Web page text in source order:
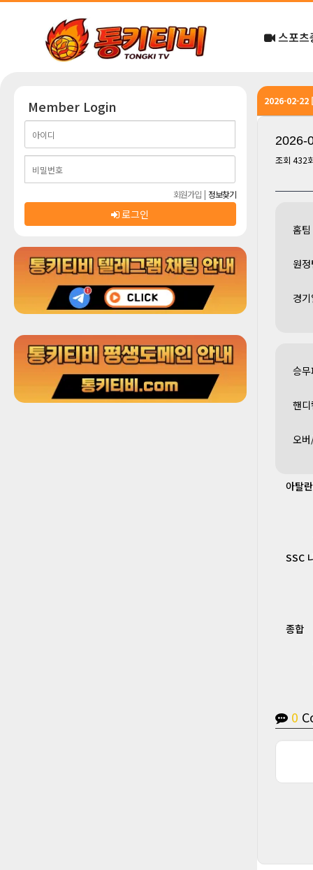
스포츠
2026-02-22
2026-
조회 432
홈팀
원정
경
승무
핸디
오
아탈
SSC
종합
0
Member Login
회원가입 | 정보찾기
로그인